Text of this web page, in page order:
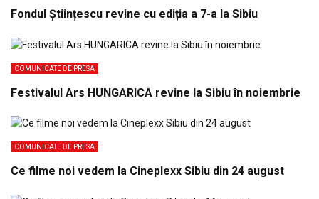
Fondul Științescu revine cu ediția a 7-a la Sibiu
COMUNICATE DE PRESA
Festivalul Ars HUNGARICA revine la Sibiu în noiembrie
COMUNICATE DE PRESA
Ce filme noi vedem la Cineplexx Sibiu din 24 august